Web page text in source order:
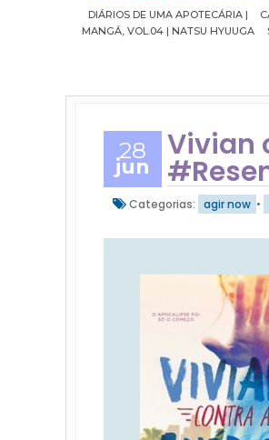
UMA APOTECÁRIA |
| NATSU HYUUGA
CAVALEIROS DO ZODÍACO:
SEIYA FINAL EDITION |
28
jun
Vivian
Categorias: agir now •